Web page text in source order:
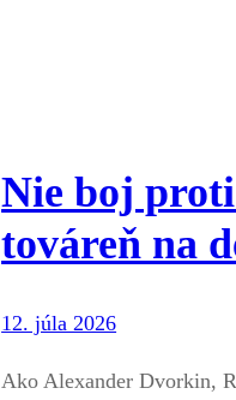
Nie boj
továreň na
12. júla 2026
Ako Alexander Dvorkin,